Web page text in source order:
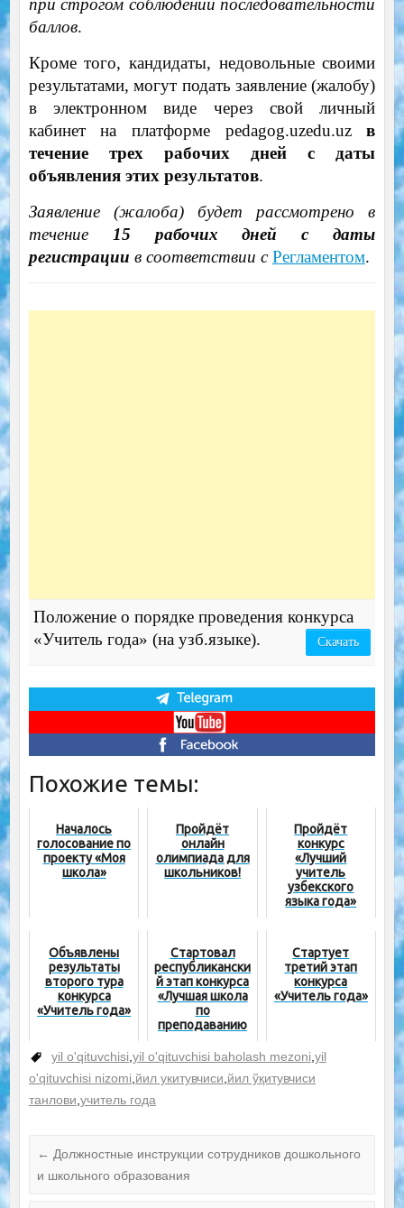
при строгом соблюдении последовательности
баллов.
Кроме того, кандидаты, недовольные своими
результатами, могут подать заявление (жалобу)
в электронном виде через свой личный
кабинет на платформе pedagog.uzedu.uzв
течение трех рабочих дней с даты
объявления этих результатов.
Заявление (жалоба) будет рассмотрено в
течение
15 рабочих дней с даты
регистрации в соответствии с Регламентом.
Положение о порядке проведения конкурса
«Учитель года» (на узб.языке).
Скачать
Похожие темы:
Началось
голосование по
проекту «Моя
школа»
Пройдёт
онлайн
олимпиада для
школьников!
Пройдёт
конкурс
«Лучший
учитель
узбекского
языка года»
Объявлены
результаты
второго тура
конкурса
«Учитель года»
Стартовал
республикански
й этап конкурса
«Лучшая школа
по
преподаванию
языков»
Стартует
третий этап
конкурса
«Учитель года»
yil o'qituvchisi yil o'qituvchisi baholash mezoni yil
o'qituvchisi nizomi йил укитувчиси йил ўқитувчиси
танлови учитель года
← Должностные инструкции сотрудников дошкольного
и школьного образования